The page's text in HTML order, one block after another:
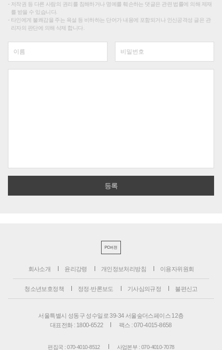
저작권 등 다른 사람의 권리를 침해하거나 명예를 훼손하는 댓글은 관련 법률에 의해 제재
를 받을 수 있습니다.
타인에게 불쾌감을 주는 욕설 등 비하하는 단어가 내용에 포함되거나 인신공격성 글은 관
리자의 판단에 의해 삭제 합니다.
PC버전
회사소개 윤리강령 개인정보처리방침 이용자위원회
청소년보호정책 정정·반론보도 기사심의규정 불편신고
서울특별시 성동구 성수일로 39-34 서울숲더스페이스 12층
대표전화 : 1800-6522
팩스 : 070-4015-8658
편집국 : 070-4010-8512 사업본부 : 070-4010-7078